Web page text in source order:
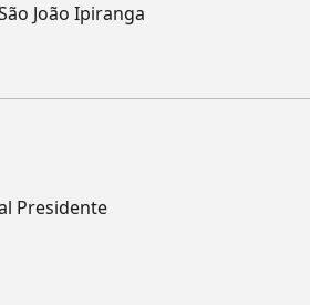
João Ipiranga
Presidente